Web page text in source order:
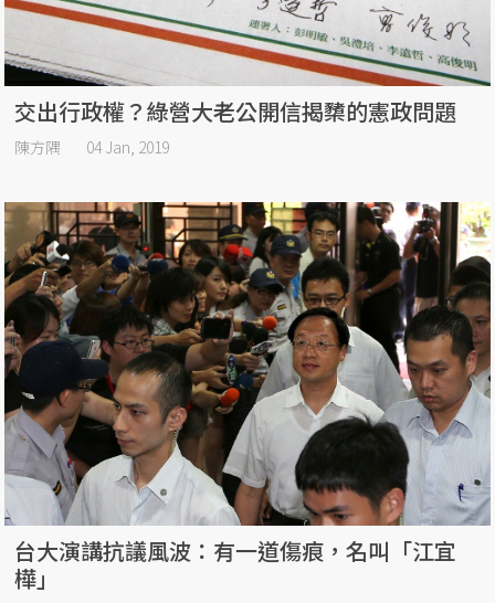
交出行政權？綠營大老公開信揭櫫的憲政問題
陳方隅 04 Jan, 2019
台大演講抗議風波：有一道傷痕，名叫「江宜
樺」